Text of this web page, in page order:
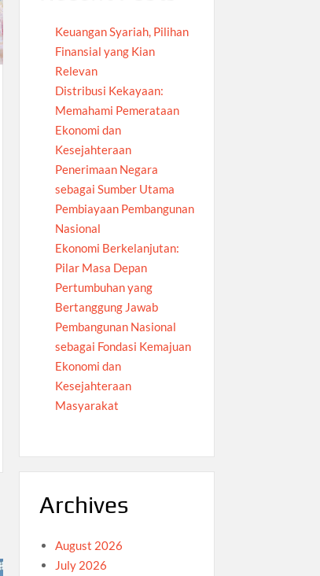
Keuangan Syariah, Pilihan
Finansial yang Kian
Relevan
Distribusi Kekayaan:
Memahami Pemerataan
Ekonomi dan
Kesejahteraan
Penerimaan Negara
sebagai Sumber Utama
Pembiayaan Pembangunan
Nasional
Ekonomi Berkelanjutan:
Pilar Masa Depan
Pertumbuhan yang
Bertanggung Jawab
Pembangunan Nasional
sebagai Fondasi Kemajuan
Ekonomi dan
Kesejahteraan
Masyarakat
Archives
August 2026
July 2026